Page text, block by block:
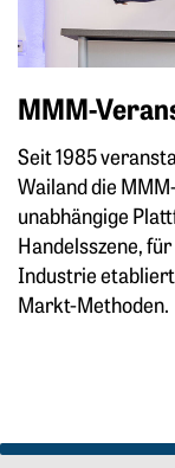
MMM-
Seit 1985
Wailand die
unabhängige
Handelsszene,
Industrie
Markt-Methoden.